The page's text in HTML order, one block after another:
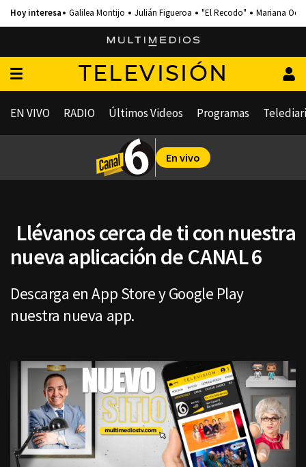
Galilea Montijo Julián Figueroa "El Recodo" Mariana
TELEVISIÓN
EN VIVO RADIO Últimos Videos Programas
En vivo
Llévanos cerca de ti con nuestra
nueva aplicación de CANAL 6
Descarga en App Store y Google Play
nuestra nueva app.